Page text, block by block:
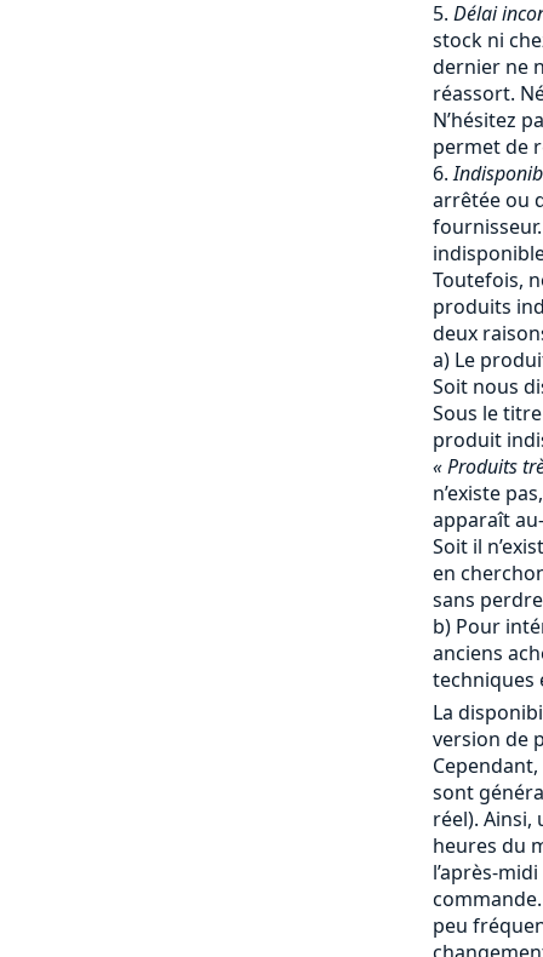
Délai
stock ni
dernier ne
réassort.
N’hésitez
permet de
arrêtée ou
Toutefois,
produits
deux
a) Le
Soit nous
Sous le
produit
« Produits
n’existe
apparaît
Soit il
en
sans
b) Pour
anciens
techniques
La
version de
sont
réel).
heures du
l’après-
peu